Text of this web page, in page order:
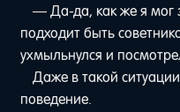
— Да-да, как же я мог
подходит быть
ухмыльнулся и
Даже в такой
поведение.